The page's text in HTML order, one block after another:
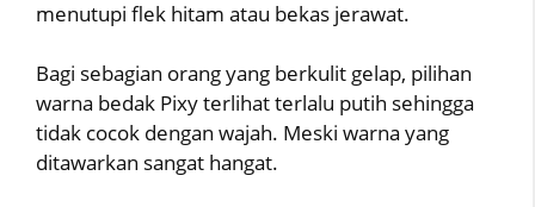
menutupi flek hitam atau bekas jerawat.
Bagi sebagian orang yang berkulit gelap, pilihan
warna bedak Pixy terlihat terlalu putih sehingga
tidak cocok dengan wajah. Meski warna yang
ditawarkan sangat hangat.